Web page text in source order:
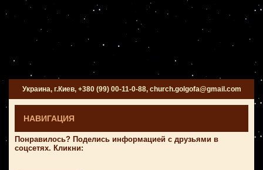
Украина, г.Киев, +380 (99) 00-11-0-88, church.golgofa@gmail.com
НАВИГАЦИЯ
Понравилось? Поделись информацией с друзьями в
соцсетях. Кликни: